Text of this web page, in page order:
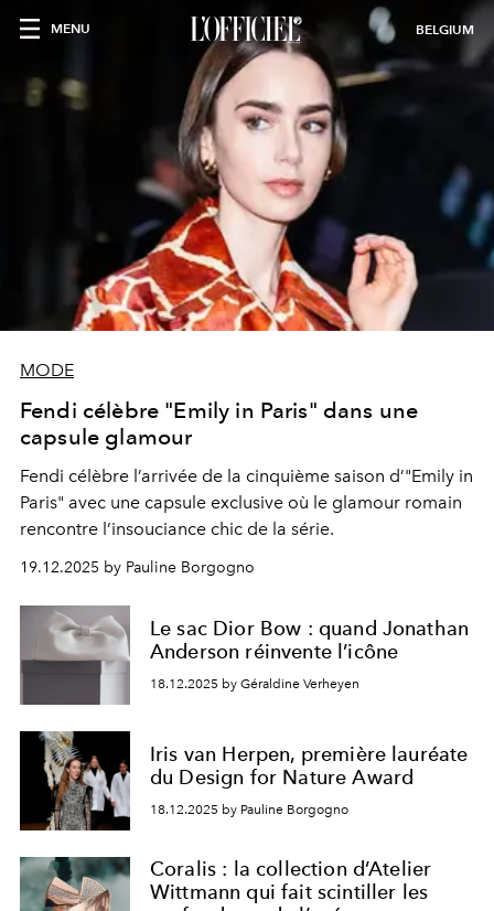
MENU BELGIUM
MODE
Fendi célèbre "Emily in Paris" dans une
capsule glamour
Fendi célèbre l’arrivée de la cinquième saison d’"Emily in
Paris" avec une capsule exclusive où le glamour romain
rencontre l’insouciance chic de la série.
19.12.2025 by Pauline Borgogno
Le sac Dior Bow : quand Jonathan
Anderson réinvente l’icône
18.12.2025 by Géraldine Verheyen
Iris van Herpen, première lauréate
du Design for Nature Award
18.12.2025 by Pauline Borgogno
Coralis : la collection d’Atelier
Wittmann qui fait scintiller les